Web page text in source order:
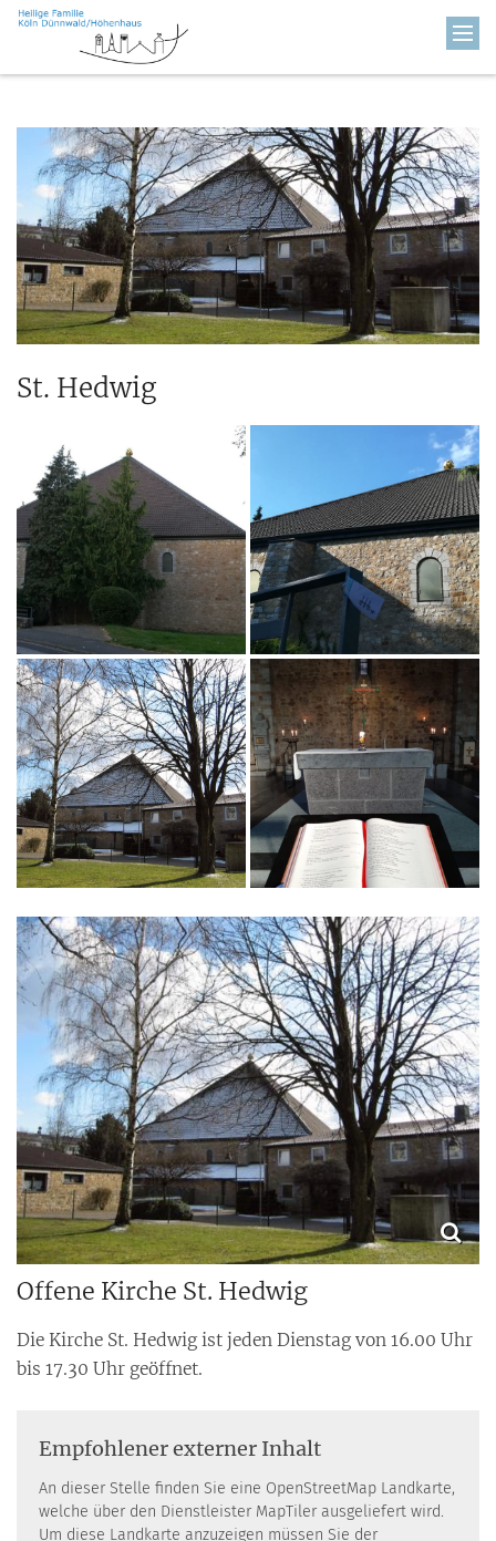
Zum Inhalt springen
St. Hedwig
Offene Kirche St. Hedwig
Die Kirche St. Hedwig ist jeden Dienstag von 16.00 Uhr
bis 17.30 Uhr geöffnet.
Empfohlener externer Inhalt
An dieser Stelle finden Sie eine OpenStreetMap Landkarte,
welche über den Dienstleister MapTiler ausgeliefert wird.
Um diese Landkarte anzuzeigen müssen Sie der